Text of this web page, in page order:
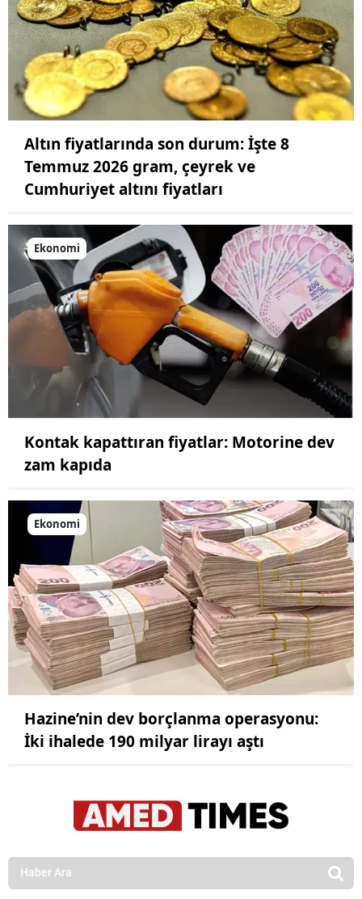
Altın fiyatlarında son durum: İşte 8
Temmuz 2026 gram, çeyrek ve
Cumhuriyet altını fiyatları
Ekonomi
Kontak kapattıran fiyatlar: Motorine dev
zam kapıda
Ekonomi
Hazine’nin dev borçlanma operasyonu:
İki ihalede 190 milyar lirayı aştı